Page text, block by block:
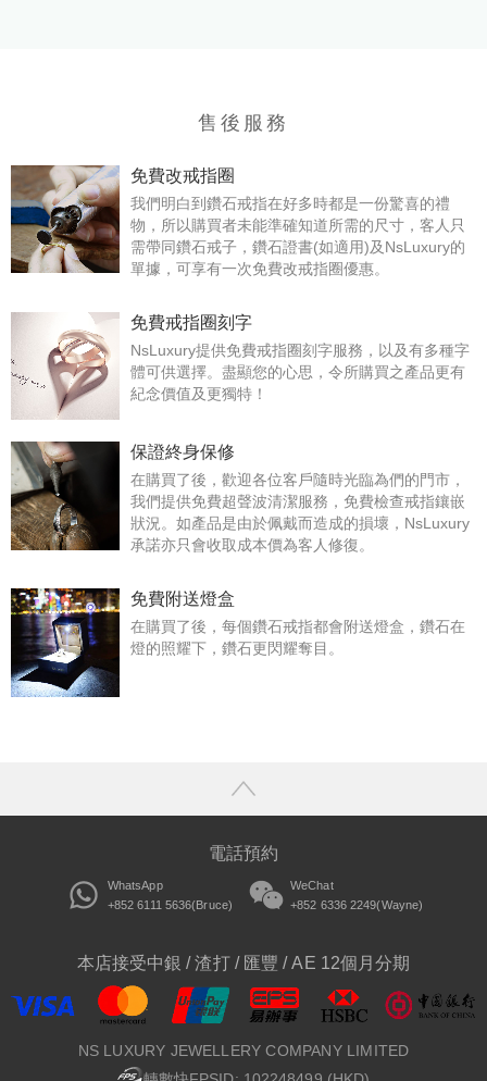
售後服務
免費改戒指圈
我們明白到鑽石戒指在好多時都是一份驚喜的禮
物，所以購買者未能準確知道所需的尺寸，客人只
需帶同鑽石戒子，鑽石證書(如適用)及NsLuxury的
單據，可享有一次免費改戒指圈優惠。
免費戒指圈刻字
NsLuxury提供免費戒指圈刻字服務，以及有多種字
體可供選擇。盡顯您的心思，令所購買之產品更有
紀念價值及更獨特！
保證終身保修
在購買了後，歡迎各位客戶隨時光臨為們的門市，
我們提供免費超聲波清潔服務，免費檢查戒指鑲嵌
狀況。如產品是由於佩戴而造成的損壞，NsLuxury
承諾亦只會收取成本價為客人修復。
免費附送燈盒
在購買了後，每個鑽石戒指都會附送燈盒，鑽石在
燈的照耀下，鑽石更閃耀奪目。
電話預約
WhatsApp
+852 6111 5636(Bruce)
WeChat
+852 6336 2249(Wayne)
本店接受中銀 / 渣打 / 匯豐 / AE 12個月分期
NS LUXURY JEWELLERY COMPANY LIMITED